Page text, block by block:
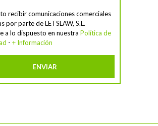
recibir comunicaciones comerciales
por parte de LETSLAW, S.L.
a lo dispuesto en nuestra Política de
- + Información